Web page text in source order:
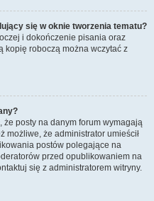
się w oknie tworzenia tematu?
i dokończenie pisania oraz
kopię roboczą można wczytać z
że posty na danym forum wymagają
możliwe, że administrator umieścił
postów polegające na
przed opublikowaniem na
się z administratorem witryny.